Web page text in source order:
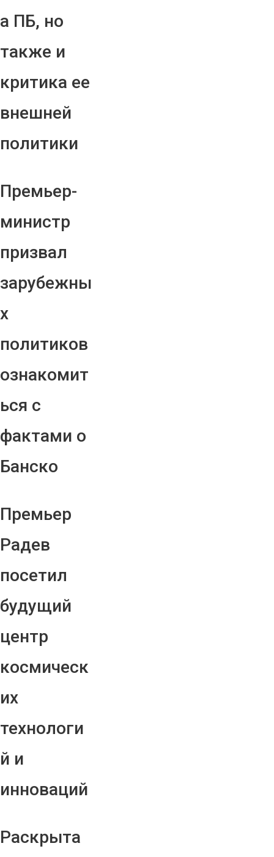
а ПБ, но
также и
критика ее
внешней
политики
Премьер-
министр
призвал
зарубежны
х
политиков
ознакомит
ься с
фактами о
Банско
Премьер
Радев
посетил
будущий
центр
космическ
их
технологи
й и
инноваций
Раскрыта